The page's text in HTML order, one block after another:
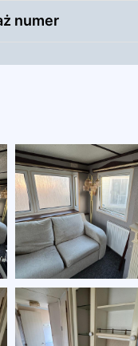
numer